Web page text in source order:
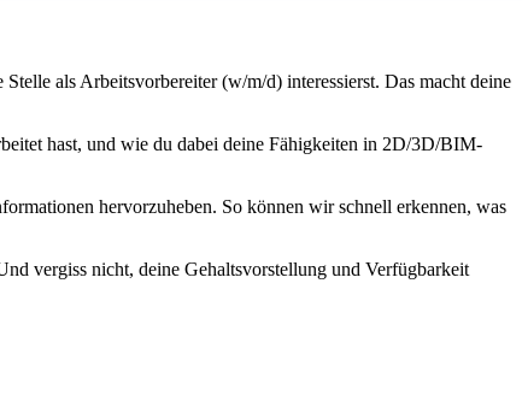
als Arbeitsvorbereiter (w/m/d) interessierst. Das macht deine
hast, und wie du dabei deine Fähigkeiten in 2D/3D/BIM-
hervorzuheben. So können wir schnell erkennen, was
vergiss nicht, deine Gehaltsvorstellung und Verfügbarkeit